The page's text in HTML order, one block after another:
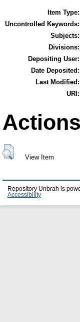
Item Type:
Uncontrolled Keywords:
Subjects:
Divisions:
Depositing User:
Date Deposited:
Last Modified:
URI:
View Item
Repository Unbrah is
Accessibility